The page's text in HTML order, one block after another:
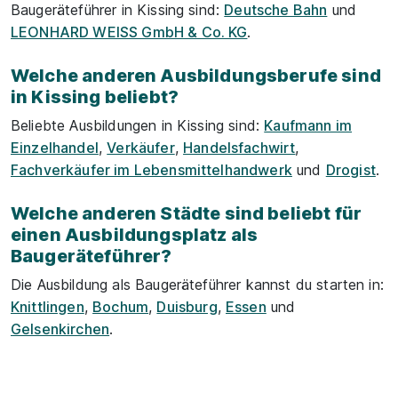
Baugeräteführer in Kissing sind: Deutsche Bahn und
LEONHARD WEISS GmbH & Co. KG.
Welche anderen Ausbildungsberufe sind
in Kissing beliebt?
Beliebte Ausbildungen in Kissing sind: Kaufmann im
Einzelhandel,Verkäufer, Handelsfachwirt,
Fachverkäufer im Lebensmittelhandwerkund Drogist.
Welche anderen Städte sind beliebt für
einen Ausbildungsplatz als
Baugeräteführer?
Die Ausbildung als Baugeräteführer kannst du starten in:
Knittlingen, Bochum, Duisburg, Essen und
Gelsenkirchen.